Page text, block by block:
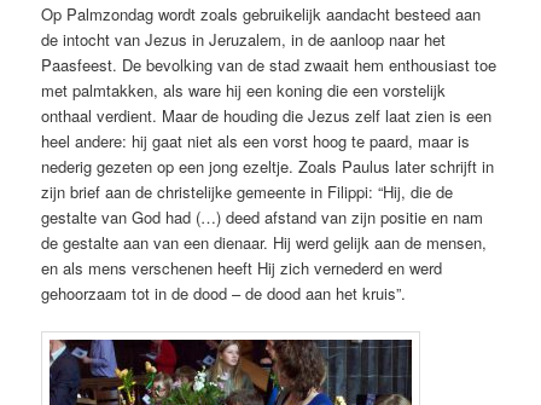
Op Palmzondag wordt zoals gebruikelijk aandacht besteed aan
de intocht van Jezus in Jeruzalem, in de aanloop naar het
Paasfeest. De bevolking van de stad zwaait hem enthousiast toe
met palmtakken, als ware hij een koning die een vorstelijk
onthaal verdient. Maar de houding die Jezus zelf laat zien is een
heel andere: hij gaat niet als een vorst hoog te paard, maar is
nederig gezeten op een jong ezeltje. Zoals Paulus later schrijft in
zijn brief aan de christelijke gemeente in Filippi: “Hij, die de
gestalte van God had (…) deed afstand van zijn positie en nam
de gestalte aan van een dienaar. Hij werd gelijk aan de mensen,
en als mens verschenen heeft Hij zich vernederd en werd
gehoorzaam tot in de dood – de dood aan het kruis”.